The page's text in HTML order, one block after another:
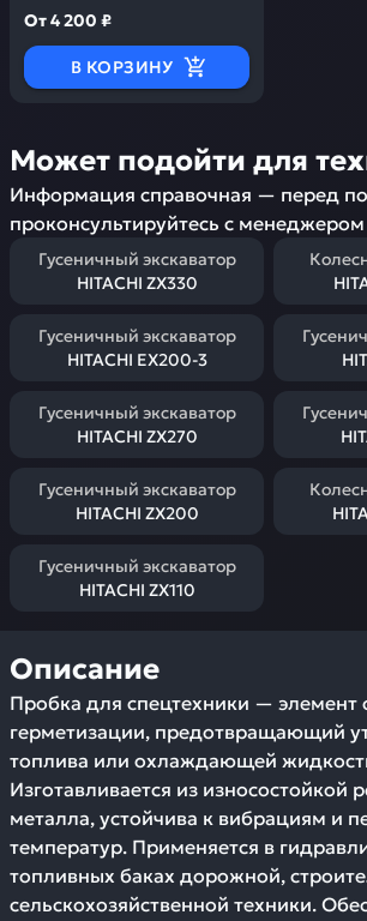
От4 200 ₽
В КОРЗИНУ
Может подойти для
Информация справочная — перед
проконсультируйтесь с менеджером
Гусеничный экскаватор
HITACHI ZX330
Гусеничный экскаватор
HITACHI EX200-3
Гусеничный экскаватор
HITACHI ZX270
Гусеничный экскаватор
HITACHI ZX200
Гусеничный экскаватор
HITACHI ZX110
Описание
Пробка для спецтехники — элемент
герметизации, предотвращающий
топлива или охлаждающей
Изготавливается из износостойкой
металла, устойчива к вибрациям и
температур. Применяется в
топливных баках дорожной,
сельскохозяйственной техники.